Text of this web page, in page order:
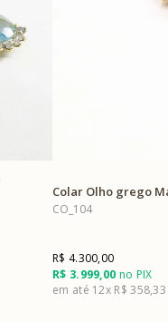
Colar Olho grego
CO_104
R$ 3.999,00 no PIX
R$ 4.300,00
12x R$ 358,33